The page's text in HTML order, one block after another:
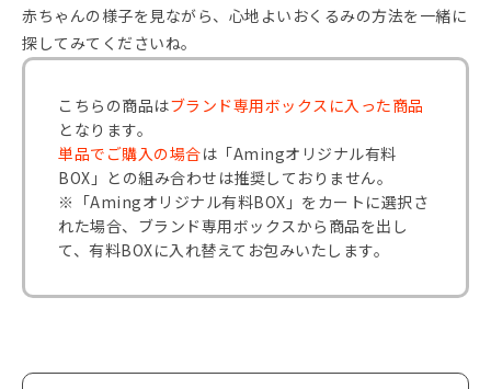
赤ちゃんの様子を見ながら、心地よいおくるみの方法を一緒に
探してみてくださいね。
こちらの商品はブランド専用ボックスに入った商品
となります。
単品でご購入の場合は「Amingオリジナル有料
BOX」との組み合わせは推奨しておりません。
※「Amingオリジナル有料BOX」をカートに選択さ
れた場合、ブランド専用ボックスから商品を出し
て、有料BOXに入れ替えてお包みいたします。